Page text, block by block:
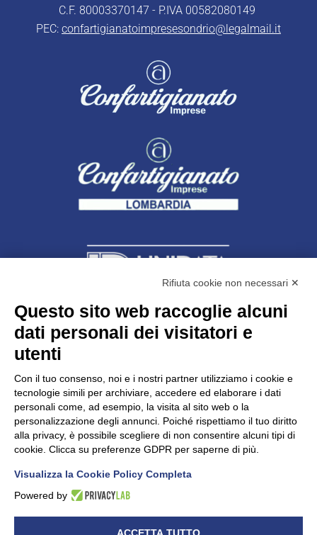
C.F. 80003370147 - P.IVA 00582080149
PEC: confartigianatoimpresesondrio@legalmail.it
Unidata s.r.lcon unico socio
Largo dell’Artigianato, 1 - 23100 Sondrio
C.F. 00481790145 - N.REA SO-36426
PEC: unidata.sondrio@legalmail.it
Cap. soc. euro 100.000,00 i.v.
UNIDATA - Informativa privacy (per i clienti)
Rifiuta cookie non necessari ✕
Questo sito web raccoglie alcuni
dati personali dei visitatori e
utenti
Con il tuo consenso, noi e i nostri partner utilizziamo i cookie e
tecnologie simili per archiviare, accedere ed elaborare i dati
personali come, ad esempio, la visita al sito web o la
personalizzazione degli annunci. Poiché rispettiamo il tuo diritto
alla privacy, è possibile scegliere di non consentire alcuni tipi di
cookie. Clicca su preferenze GDPR per saperne di più.
Visualizza la Cookie Policy Completa
Powered by
ACCETTA TUTTO